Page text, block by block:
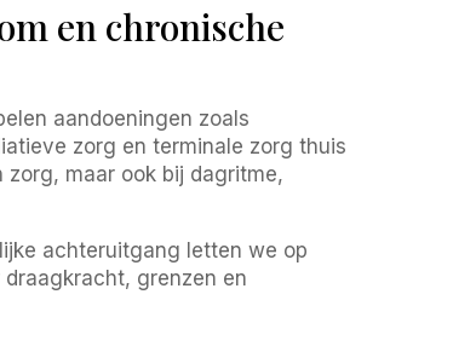
en chronische
aandoeningen zoals
zorg en terminale zorg thuis
maar ook bij dagritme,
achteruitgang letten we op
grenzen en